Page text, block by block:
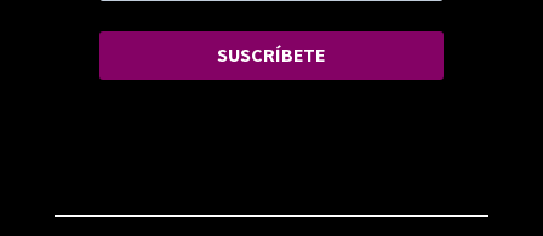
SUSCRÍBETE